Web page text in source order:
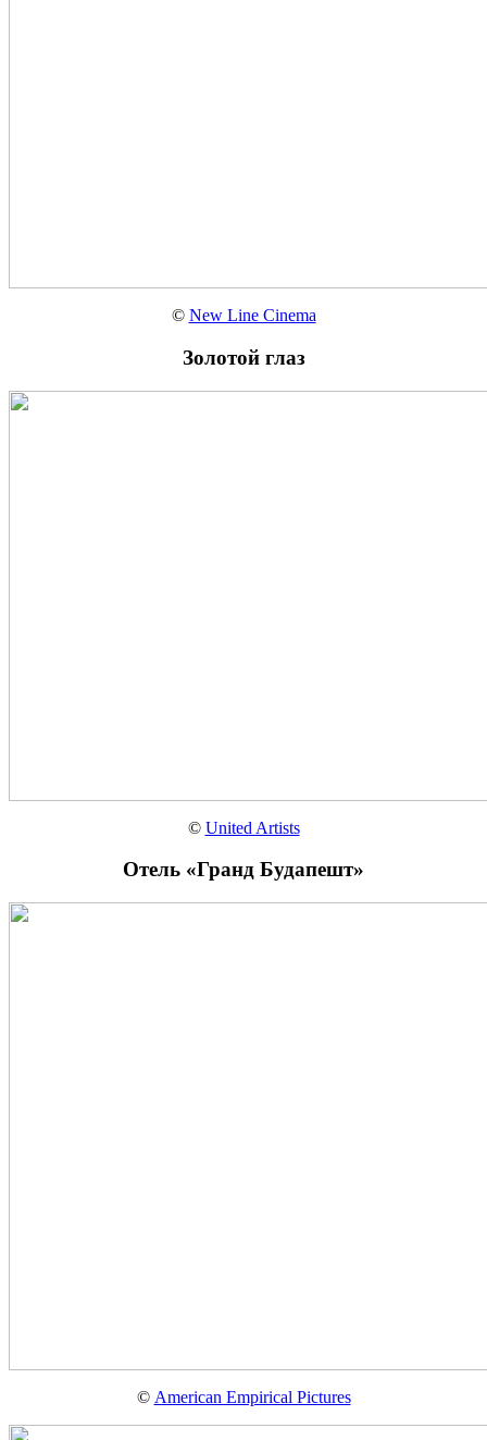
© New Line Cinema
Золотой глаз
© United Artists
Отель «Гранд Будапешт»
© American Empirical Pictures